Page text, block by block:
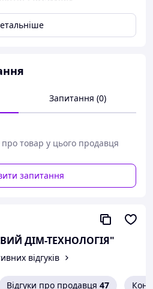
Запитання (0)
про товар у цього продавця
запитання
ДІМ-ТЕХНОЛОГІЯ"
відгуків
Відгуки про продавця 47